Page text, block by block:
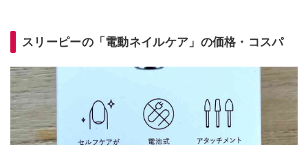
スリーピーの「電動ネイルケア」の価格・コスパ